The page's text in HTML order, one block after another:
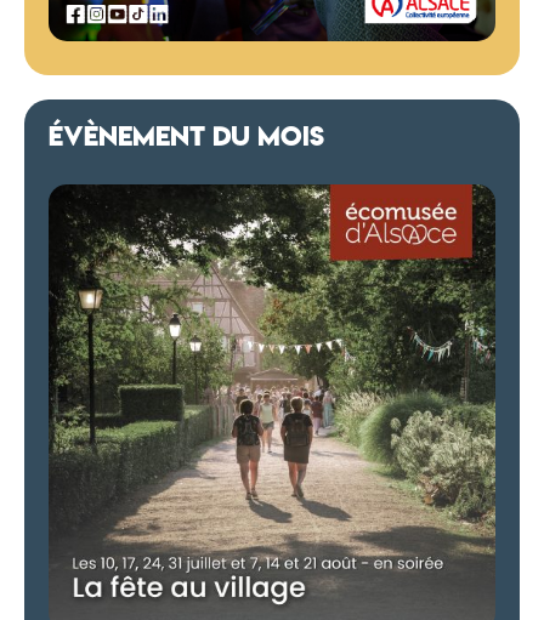
ÉVÈNEMENT DU MOIS